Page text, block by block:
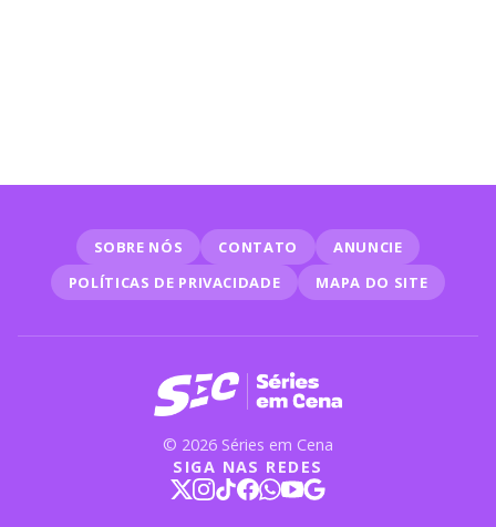
SOBRE NÓS CONTATO
ANUNCIE
POLÍTICAS DE PRIVACIDADE
MAPA DO SITE
© 2026 Séries em Cena
SIGA NAS REDES